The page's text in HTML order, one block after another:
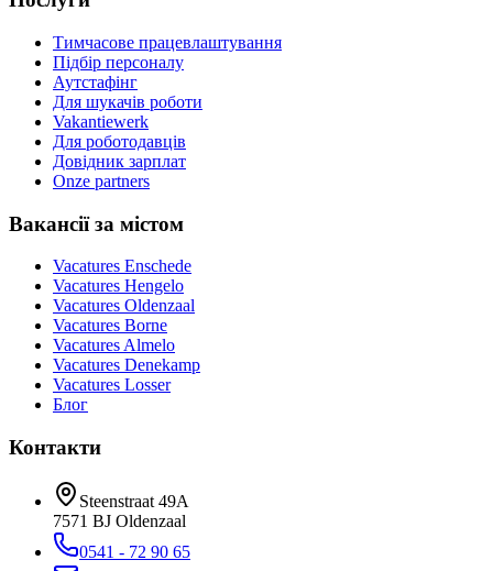
Тимчасове працевлаштування
Підбір персоналу
Аутстафінг
Для шукачів роботи
Vakantiewerk
Для роботодавців
Довідник зарплат
Onze partners
Вакансії за містом
Vacatures Enschede
Vacatures Hengelo
Vacatures Oldenzaal
Vacatures Borne
Vacatures Almelo
Vacatures Denekamp
Vacatures Losser
Блог
Контакти
Steenstraat 49A
7571 BJ Oldenzaal
0541 - 72 90 65